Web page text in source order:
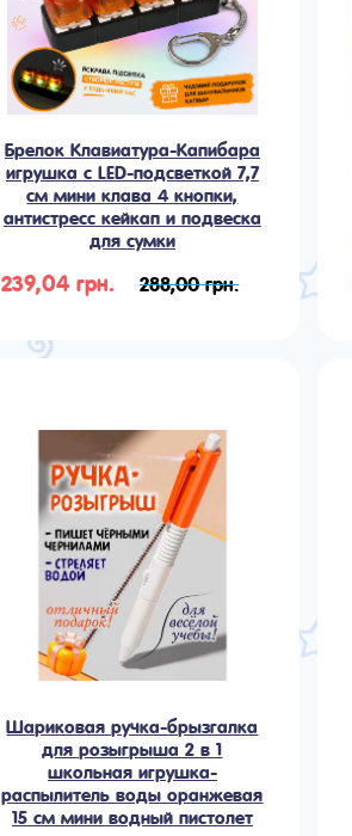
Брелок Клавиатура-Капибара
игрушка с LED-подсветкой 7,7
см мини клава 4 кнопки,
антистресс кейкап и подвеска
для сумки
239,04 грн. 288,00 грн.
Шариковая ручка-брызгалка
для розыгрыша 2 в 1
школьная игрушка-
распылитель воды оранжевая
15 см мини водный пистолет